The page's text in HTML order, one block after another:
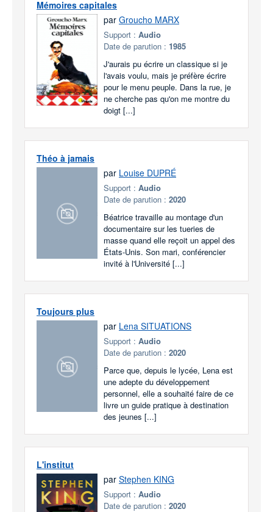
Mémoires capitales
par Groucho MARX
Support : Audio
Date de parution : 1985
J'aurais pu écrire un classique si je
l'avais voulu, mais je préfère écrire
pour le menu peuple. Dans la rue, je
ne cherche pas qu'on me montre du
doigt [...]
Théo à jamais
par Louise DUPRÉ
Support : Audio
Date de parution : 2020
Béatrice travaille au montage d'un
documentaire sur les tueries de
masse quand elle reçoit un appel des
États-Unis. Son mari, conférencier
invité à l'Université [...]
Toujours plus
par Lena SITUATIONS
Support : Audio
Date de parution : 2020
Parce que, depuis le lycée, Lena est
une adepte du développement
personnel, elle a souhaité faire de ce
livre un guide pratique à destination
des jeunes [...]
L'institut
par Stephen KING
Support : Audio
Date de parution : 2020